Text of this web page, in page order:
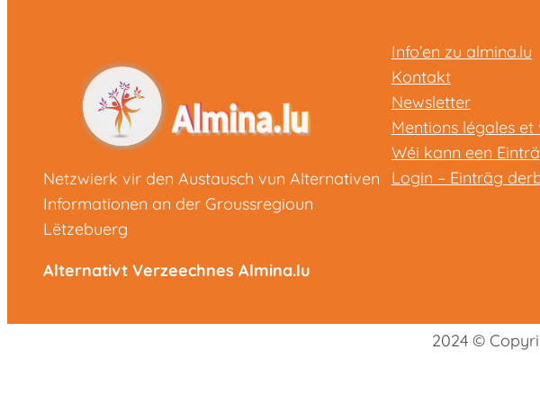
Netzwierk vir den Austausch vun Alternativen
Informationen an der Groussregioun
Lëtzebuerg
Alternativt Verzeechnes Almina.lu
Info’en zu almina.lu
Kontakt
Newsletter
Mentions légales
Wéi kann een
Login – Einträg
2024 ©